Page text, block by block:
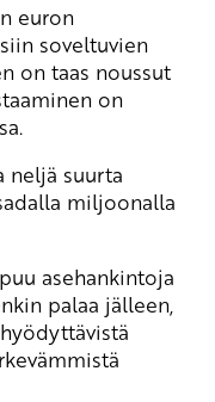
euron
soveltuvien
on taas noussut
on
neljä suurta
miljoonalla
asehankintoja
palaa jälleen,